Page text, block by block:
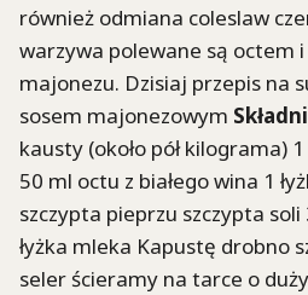
również odmiana coleslaw
warzywa polewane są octem
majonezu. Dzisiaj przepis na
sosem majonezowym
kausty (około pół kilograma)
50 ml octu z białego wina 1
szczypta pieprzu szczypta soli
łyżka mleka Kapustę drobno
seler ścieramy na tarce o